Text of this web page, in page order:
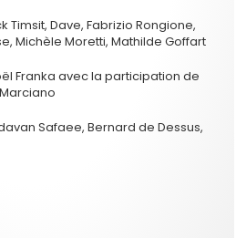
Timsit, Dave, Fabrizio Rongione,
Michèle Moretti, Mathilde Goffart
Franka avec la participation de
Safaee, Bernard de Dessus,